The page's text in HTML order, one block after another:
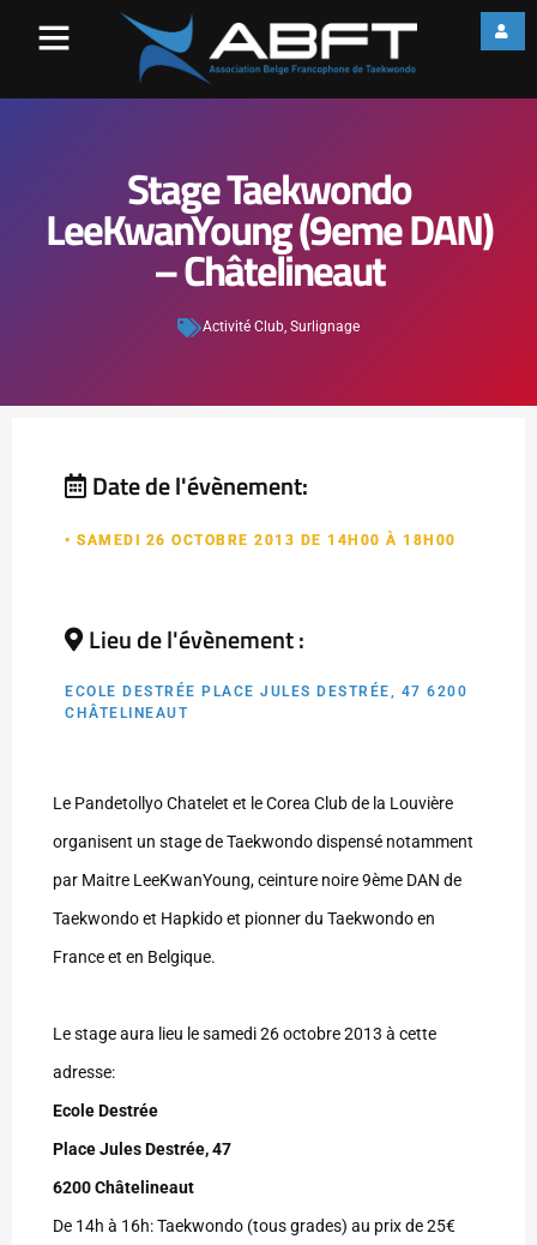
Stage Taekwondo
LeeKwanYoung (9eme DAN)
– Châtelineaut
Activité Club, Surlignage
Date de l'évènement:
• SAMEDI 26 OCTOBRE 2013 DE 14H00 À 18H00
Lieu de l'évènement :
ECOLE DESTRÉE PLACE JULES DESTRÉE, 47 6200
CHÂTELINEAUT
Le Pandetollyo Chatelet et le Corea Club de la Louvière
organisent un stage de Taekwondo dispensé notamment
par Maitre LeeKwanYoung, ceinture noire 9ème DAN de
Taekwondo et Hapkido et pionner du Taekwondo en
France et en Belgique.
Le stage aura lieu le samedi 26 octobre 2013 à cette
adresse:
Ecole Destrée
Place Jules Destrée, 47
6200 Châtelineaut
De 14h à 16h: Taekwondo (tous grades) au prix de 25€